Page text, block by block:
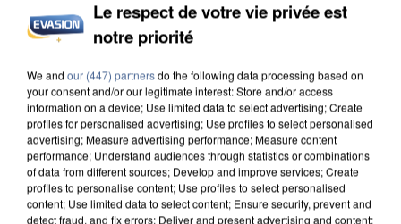
UN SECOND CADRE DE LA DZ MAFIA
INTERPELLÉ EN ALGÉRIE
Le respect de votre vie privée est
notre priorité
We and our (447) partnersdo the following data processing based on
your consent and/or our legitimate interest: Store and/or access
information on a device; Use limited data to select advertising; Create
profiles for personalised advertising; Use profiles to select personalised
advertising; Measure advertising performance; Measure content
performance; Understand audiences through statistics or combinations
of data from different sources; Develop and improve services; Create
profiles to personalise content; Use profiles to select personalised
content; Use limited data to select content; Ensure security, prevent and
detect fraud, and fix errors; Deliver and present advertising and content;